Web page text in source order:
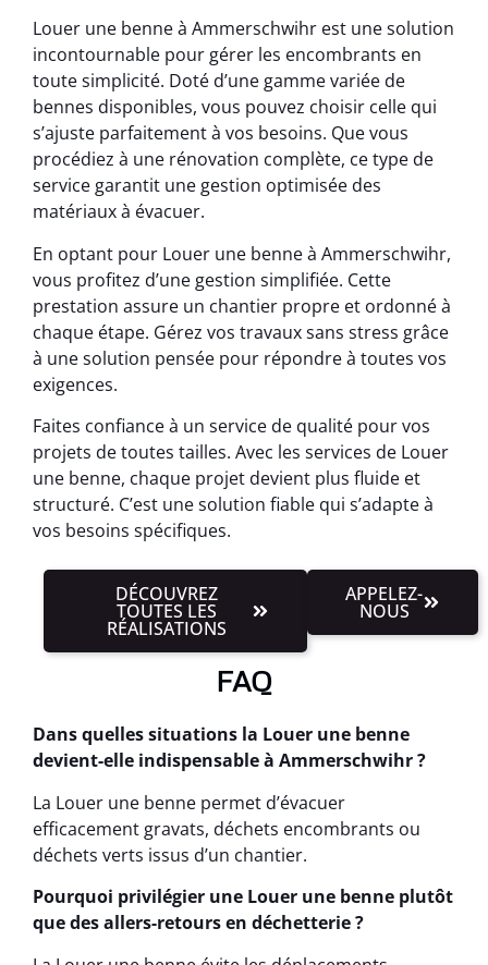
Louer une benne à Ammerschwihr est une solution
incontournable pour gérer les encombrants en
toute simplicité. Doté d’une gamme variée de
bennes disponibles, vous pouvez choisir celle qui
s’ajuste parfaitement à vos besoins. Que vous
procédiez à une rénovation complète, ce type de
service garantit une gestion optimisée des
matériaux à évacuer.
En optant pour Louer une benne à Ammerschwihr,
vous profitez d’une gestion simplifiée. Cette
prestation assure un chantier propre et ordonné à
chaque étape. Gérez vos travaux sans stress grâce
à une solution pensée pour répondre à toutes vos
exigences.
Faites confiance à un service de qualité pour vos
projets de toutes tailles. Avec les services de Louer
une benne, chaque projet devient plus fluide et
structuré. C’est une solution fiable qui s’adapte à
vos besoins spécifiques.
DÉCOUVREZ
TOUTES LES
RÉALISATIONS
APPELEZ-
NOUS
FAQ
Dans quelles situations la Louer une benne
devient-elle indispensable à Ammerschwihr ?
La Louer une benne permet d’évacuer
efficacement gravats, déchets encombrants ou
déchets verts issus d’un chantier.
Pourquoi privilégier une Louer une benne plutôt
que des allers-retours en déchetterie ?